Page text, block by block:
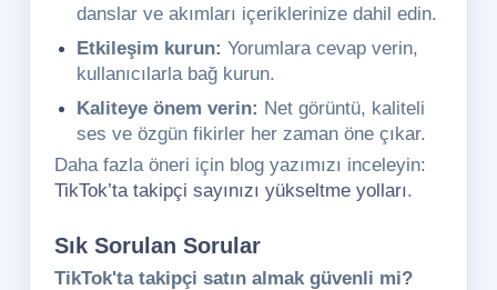
danslar ve akımları içeriklerinize dahil edin.
Etkileşim kurun: Yorumlara cevap verin,
kullanıcılarla bağ kurun.
Kaliteye önem verin: Net görüntü, kaliteli
ses ve özgün fikirler her zaman öne çıkar.
Daha fazla öneri için blog yazımızı inceleyin:
TikTok’ta takipçi sayınızı yükseltme yolları.
Sık Sorulan Sorular
TikTok'ta takipçi satın almak güvenli mi?